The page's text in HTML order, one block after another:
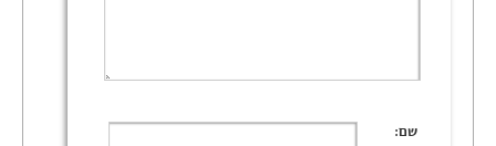
שם: